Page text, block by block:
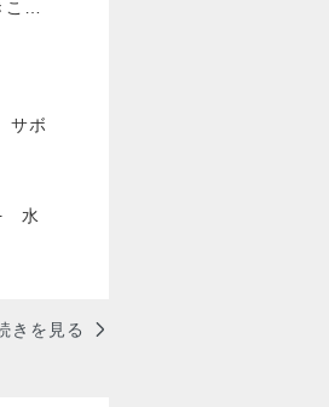
サボ
水
きを見る